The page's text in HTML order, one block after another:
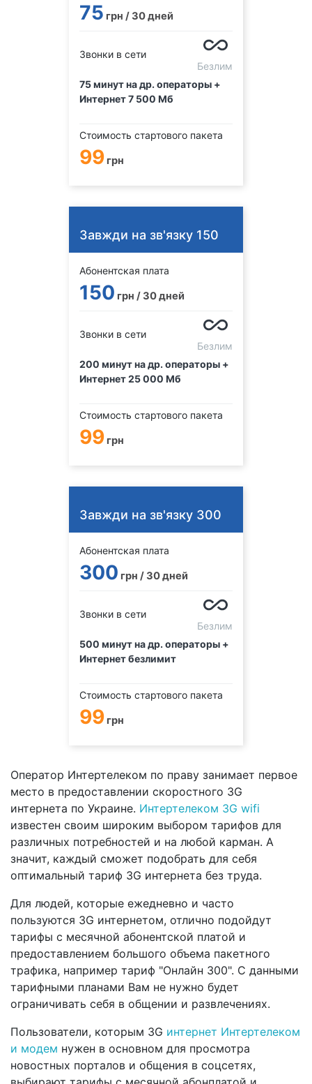
75 грн / 30 дней
Звонки в сети
Безлим
75 минут на др. операторы +
Интернет 7 500 Мб
Стоимость стартового пакета
99 грн
Завжди на зв'язку 150
Абонентская плата
150 грн / 30 дней
Звонки в сети
Безлим
200 минут на др. операторы +
Интернет 25 000 Мб
Стоимость стартового пакета
99 грн
Завжди на зв'язку 300
Абонентская плата
300 грн / 30 дней
Звонки в сети
Безлим
500 минут на др. операторы +
Интернет безлимит
Стоимость стартового пакета
99 грн
Оператор Интертелеком по праву занимает первое
место в предоставлении скоростного 3G
интернета по Украине. Интертелеком 3G wifi
известен своим широким выбором тарифов для
различных потребностей и на любой карман. А
значит, каждый сможет подобрать для себя
оптимальный тариф 3G интернета без труда.
Для людей, которые ежедневно и часто
пользуются 3G интернетом, отлично подойдут
тарифы с месячной абонентской платой и
предоставлением большого объема пакетного
трафика, например тариф "Онлайн 300". С данными
тарифными планами Вам не нужно будет
ограничивать себя в общении и развлечениях.
Пользователи, которым 3G интернет Интертелеком
и модем нужен в основном для просмотра
новостных порталов и общения в соцсетях,